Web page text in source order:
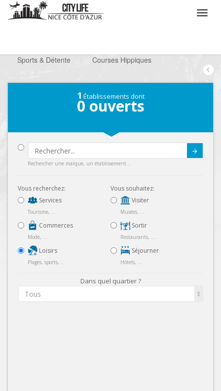
Sports & Détente
/ Courses Hippiques
1 Établissements dont
0 ouverts
Rechercher une marque, un établissement...
Vous recherchez:
Services
Tourisme, ...
Commerces
Mode, ...
Loisirs
Plages, sports, ...
Vous souhaitez:
Visiter
Musées, ...
Sortir
Restaurants, ...
Séjourner
Hôtels, ...
Dans quel quartier ?
Tous